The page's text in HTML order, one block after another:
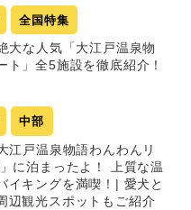
全国特集
大な人気「大江戸温泉物
ト」全5施設を徹底紹介！
中部
江戸温泉物語わんわんリ
に泊まったよ！ 上質な温
イキングを満喫！| 愛犬と
辺観光スポットもご紹介